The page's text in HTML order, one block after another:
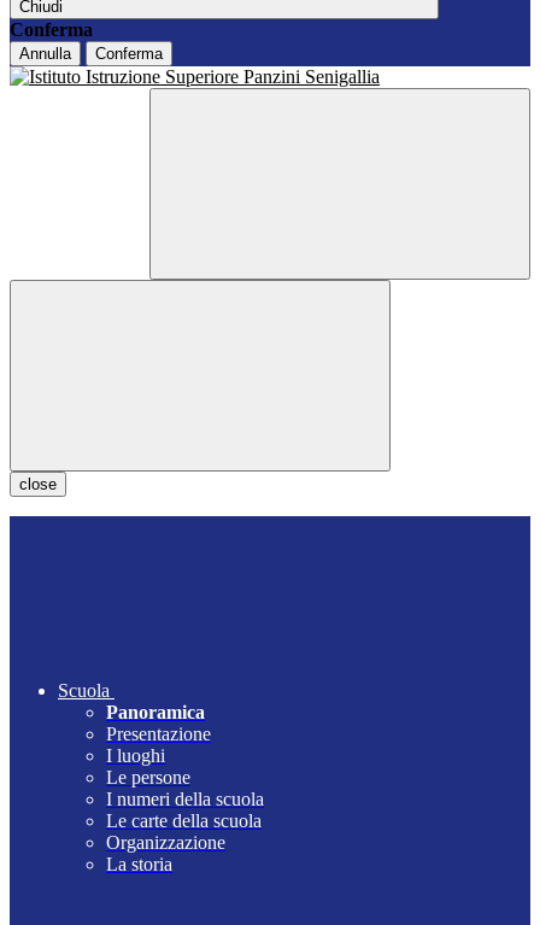
Chiudi
Conferma
Annulla Conferma
close
Scuola
Panoramica
Presentazione
I luoghi
Le persone
I numeri della scuola
Le carte della scuola
Organizzazione
La storia